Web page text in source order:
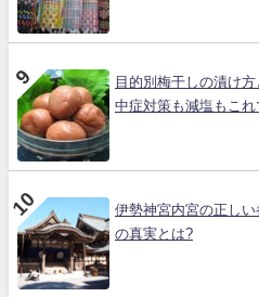
目的別梅干しの漬け
中症対策も減塩もこれ
伊勢神宮内宮の正し
の真実とは?